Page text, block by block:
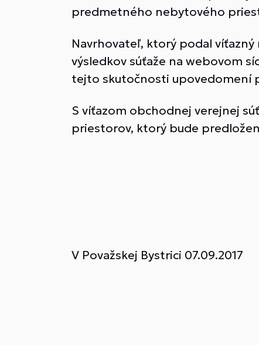
predmetného nebytového
Navrhovateľ, ktorý podal
výsledkov súťaže na webovom
tejto skutočnosti upovedomení
S víťazom obchodnej verejnej
priestorov, ktorý bude
V Považskej Bystrici